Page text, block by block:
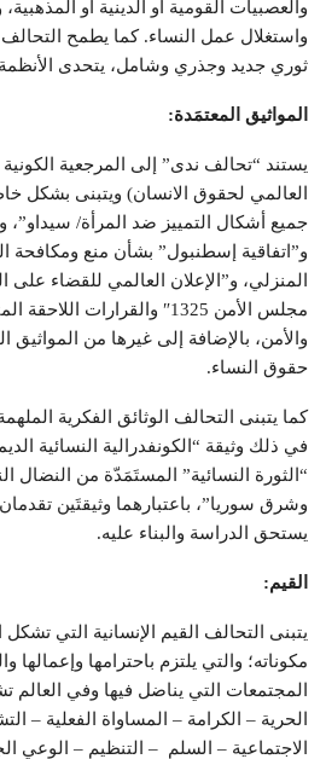
والعصبيات القومية أو الدينية أو
واستغلال عمل النساء. كما يطمح
ثوري جديد وجذري وشامل، يتحدى الأنظمة
المواثيق المعتمَدة:
يستند “تحالف ندى” إلى المرجعية
العالمي لحقوق الانسان) ويتبنى بشكل
جميع أشكال التمييز ضد المرأة/ سيداو”،
و”اتفاقية إسطنبول” بشأن منع ومكافحة
المنزلي، و”الإعلان العالمي للقضاء على
مجلس الأمن 1325″ والقرارات
والأمن، بالإضافة إلى غيرها من المواثيق
حقوق النساء.
كما يتبنى التحالف الوثائق الفكرية
في ذلك وثيقة “الكونفدرالية النسائية
“الثورة النسائية” المستَمَدّة من النضال
وشرق سوريا”، باعتبارهما وثيقتَين
يستحق الدراسة والبناء عليه.
القيم:
يتبنى التحالف القيم الإنسانية التي
مكوناته؛ والتي يلتزم باحترامها
المجتمعات التي يناضل فيها وفي العالم
الحرية – الكرامة – المساواة الفعلية –
الاجتماعية – السلم – التنظيم – الوعي